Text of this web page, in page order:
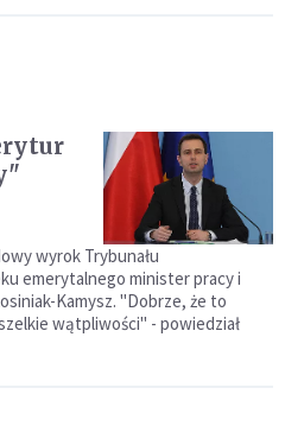
wyrok Trybunału
emerytalnego minister pracy i
Kamysz. "Dobrze, że to
wątpliwości" - powiedział